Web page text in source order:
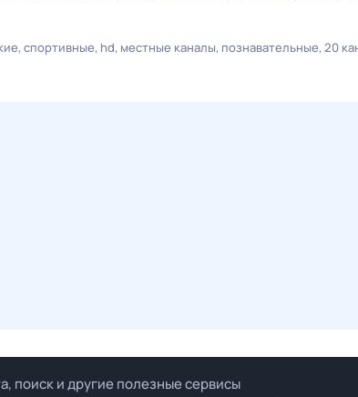
спортивные hd местные каналы познавательные 20
поиск и другие полезные сервисы